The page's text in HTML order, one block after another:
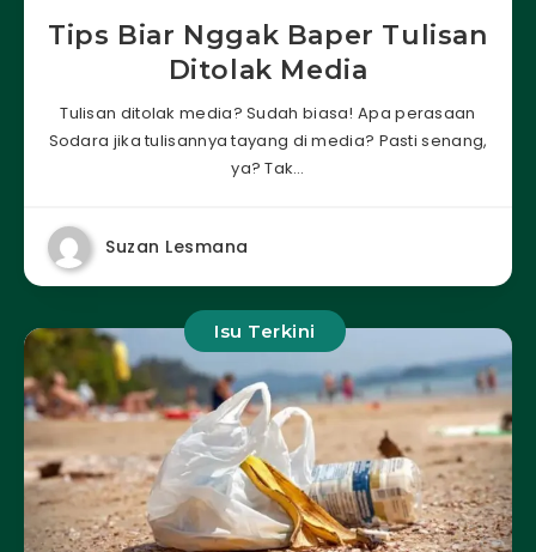
Tips Biar Nggak Baper Tulisan
Ditolak Media
Tulisan ditolak media? Sudah biasa! Apa perasaan
Sodara jika tulisannya tayang di media? Pasti senang,
ya? Tak…
Suzan Lesmana
Isu Terkini